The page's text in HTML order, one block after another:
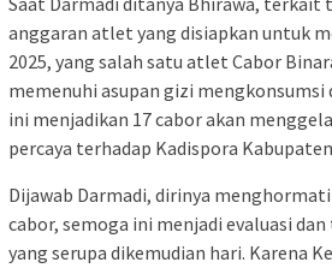
anggaran atlet yang disiapkan untuk
2025, yang salah satu atlet Cabor
memenuhi asupan gizi mengkonsumsi
ini menjadikan 17 cabor akan
percaya terhadap Kadispora
Dijawab Darmadi, dirinya
cabor, semoga ini menjadi evaluasi
yang serupa dikemudian hari. Karena